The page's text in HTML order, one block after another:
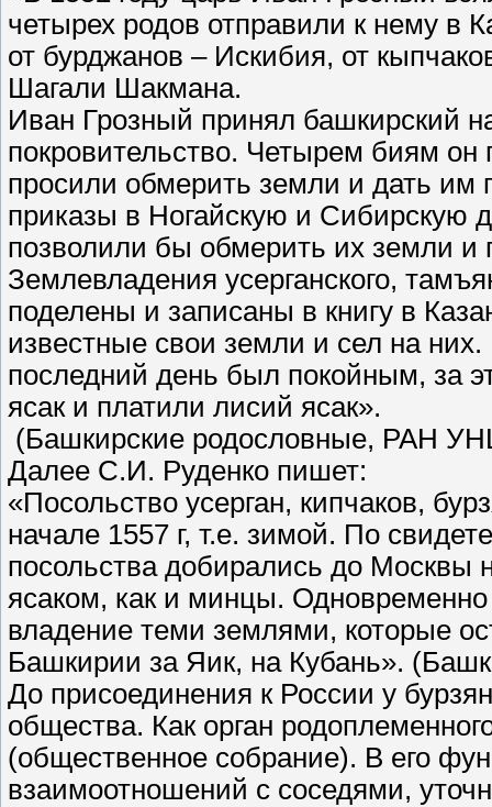
четырех родов отправили к нему в
от бурджанов – Искибия, от
Шагали Шакмана.
Иван Грозный принял башкирский
покровительство. Четырем биям он
просили обмерить земли и дать им
приказы в Ногайскую и Сибирскую
позволили бы обмерить их земли и
Землевладения усерганского,
поделены и записаны в книгу в
известные свои земли и сел на
последний день был покойным, за
ясак и платили лисий ясак».
(Башкирские родословные, РАН
Далее С.И. Руденко пишет:
«Посольство усерган, кипчаков,
начале 1557 г, т.е. зимой. По
посольства добирались до
ясаком, как и минцы.
владение теми землями, которые
Башкирии за Яик, на Кубань».
До присоединения к России у
общества. Как орган
(общественное собрание). В его
взаимоотношений с соседями,